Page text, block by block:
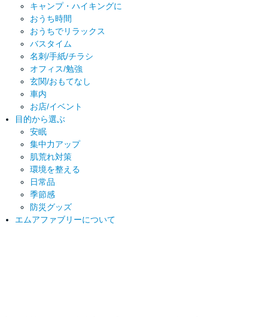
キャンプ・ハイキングに
おうち時間
おうちでリラックス
バスタイム
名刺/手紙/チラシ
オフィス/勉強
玄関/おもてなし
車内
お店/イベント
目的から選ぶ
安眠
集中力アップ
肌荒れ対策
環境を整える
日常品
季節感
防災グッズ
エムアファブリーについて